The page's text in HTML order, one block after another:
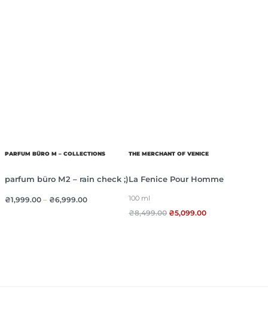
PARFUM BÜRO M – COLLECTIONS
parfum büro М2 – rain check ;)
₴1,999.00– ₴6,999.00
THE MERCHANT OF VENICE
La Fenice Pour Homme
100 ml
₴8,499.00 ₴5,099.00